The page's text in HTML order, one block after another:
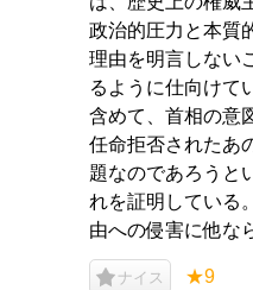
政治的圧力と本質
理由を明言しない
るように仕向けて
含めて、首相の意
任命拒否されたあ
題なのであろうと
れを証明している
由への侵害に他な
ナイス ★9